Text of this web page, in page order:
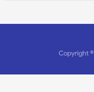
Copyright ©